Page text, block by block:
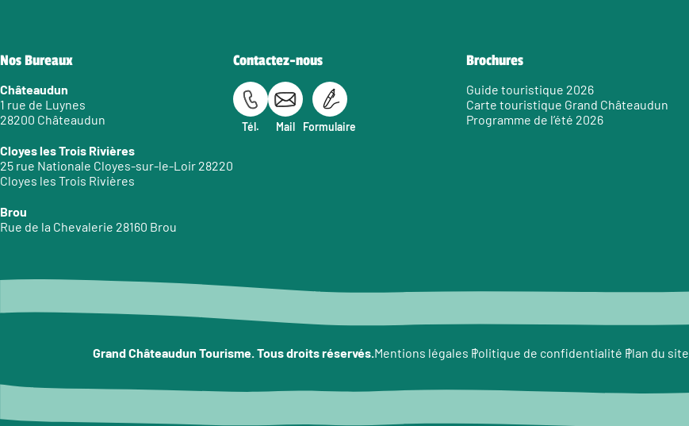
Nos Bureaux
Châteaudun
1 rue de Luynes
28200 Châteaudun
Cloyes les Trois Rivières
25 rue Nationale Cloyes-sur-le-Loir 28220
Cloyes les Trois Rivières
Brou
Rue de la Chevalerie 28160 Brou
Contactez-nous
Tél. Mail Formulaire
Brochures
Guide touristique 2026
Carte touristique Grand Châteaudun
Programme de l’été 2026
Grand Châteaudun Tourisme. Tous droits réservés. Mentions légales Politique de confidentialité Plan du site